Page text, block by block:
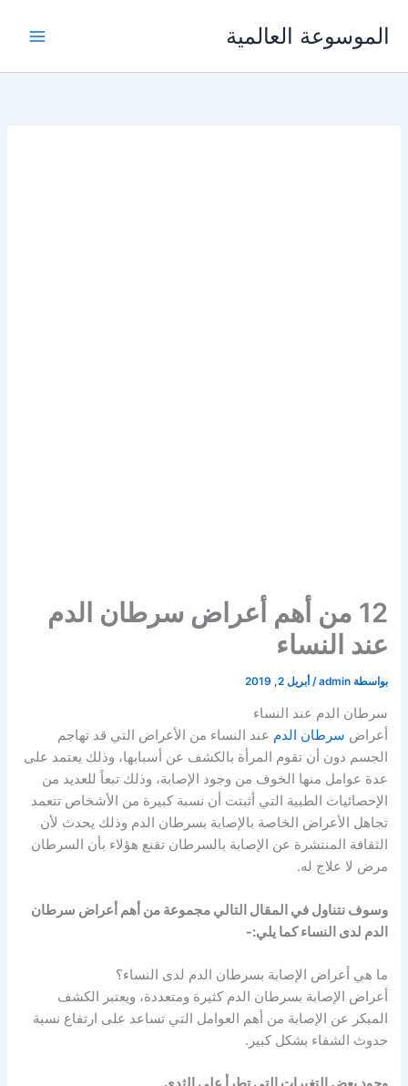
الموسوعة العالمية
12 من أهم أعراض سرطان الدم
عند النساء
بواسطة admin
/أبريل 2, 2019
سرطان الدم عند النساء
أعراض سرطان الدم عند النساء من الأعراض التي قد تهاجم
الجسم دون أن تقوم المرأة بالكشف عن أسبابها، وذلك يعتمد على
عدة عوامل منها الخوف من وجود الإصابة، وذلك تبعاً للعديد من
الإحصائيات الطبية التي أثبتت أن نسبة كبيرة من الأشخاص تتعمد
تجاهل الأعراض الخاصة بالإصابة بسرطان الدم وذلك يحدث لأن
الثقافة المنتشرة عن الإصابة بالسرطان تقنع هؤلاء بأن السرطان
مرض لا علاج له.
وسوف نتناول في المقال التالي مجموعة من أهم أعراض سرطان
الدم لدى النساء كما يلي:-
ما هي أعراض الإصابة بسرطان الدم لدى النساء؟
أعراض الإصابة بسرطان الدم كثيرة ومتعددة، ويعتبر الكشف
المبكر عن الإصابة من أهم العوامل التي تساعد على ارتفاع نسبة
حدوث الشفاء بشكل كبير.